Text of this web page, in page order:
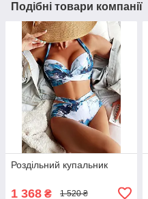
Подібні товари компанії
Роздільний купальник
1 368 ₴ 1 520 ₴